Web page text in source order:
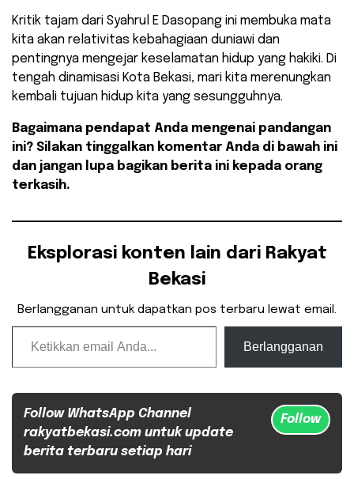
​Kritik tajam dari Syahrul E Dasopang ini membuka mata
kita akan relativitas kebahagiaan duniawi dan
pentingnya mengejar keselamatan hidup yang hakiki. Di
tengah dinamisasi Kota Bekasi, mari kita merenungkan
kembali tujuan hidup kita yang sesungguhnya.
Bagaimana pendapat Anda mengenai pandangan
ini? Silakan tinggalkan komentar Anda di bawah ini
dan jangan lupa bagikan berita ini kepada orang
terkasih.
Eksplorasi konten lain dari Rakyat
Bekasi
Berlangganan untuk dapatkan pos terbaru lewat email.
Ketikkan email Anda...
Berlangganan
Follow WhatsApp Channel
rakyatbekasi.com untuk update
berita terbaru setiap hari
Follow